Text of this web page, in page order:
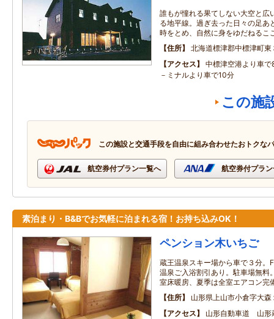
誰もが憧れる果てしない大空と広
る地平線。過ぎ去った日々の足あ
時をとめ、自然に身をゆだねる
住所
北海道標津郡中標津町
アクセス
中標津空港より車
－ミナルより車で10分
この施
この施設と交通手段を自由に組み合わせたおトクな
航空券付プラン一覧へ 航空券付プラ
素泊まり・B&Bでお気軽に泊まれる宿！お持ち込みOK！
ペンション木いちご
蔵王温泉スキー場から車で３分。
温泉ご入浴割引あり。駐車場無料
室床暖房、夏季は全室エアコン完
住所
山形県上山市小倉字大
アクセス
山形自動車道 山形